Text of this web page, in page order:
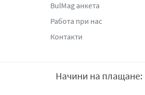
BulMag анкета
Работа при нас
Контакти
Начини на плащане: